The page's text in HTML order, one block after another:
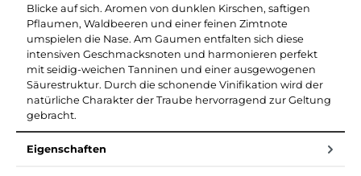
Blicke auf sich. Aromen von dunklen Kirschen, saftigen
Pflaumen, Waldbeeren und einer feinen Zimtnote
umspielen die Nase. Am Gaumen entfalten sich diese
intensiven Geschmacksnoten und harmonieren perfekt
mit seidig-weichen Tanninen und einer ausgewogenen
Säurestruktur. Durch die schonende Vinifikation wird der
natürliche Charakter der Traube hervorragend zur Geltung
gebracht.
Eigenschaften